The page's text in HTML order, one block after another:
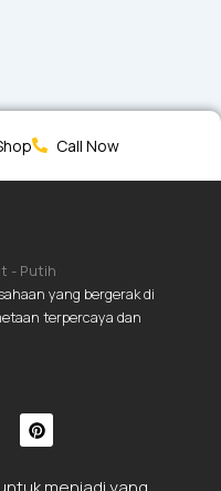
Call Now
yang bergerak di
terpercaya dan
P